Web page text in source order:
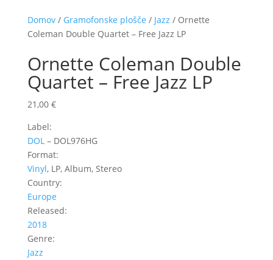
Domov/ Gramofonske plošče / Jazz / Ornette
Coleman Double Quartet – Free Jazz LP
Ornette Coleman Double
Quartet – Free Jazz LP
21,00 €
Label:
DOL‎– DOL976HG
Format:
Vinyl, LP, Album, Stereo
Country:
Europe
Released:
2018
Genre:
Jazz